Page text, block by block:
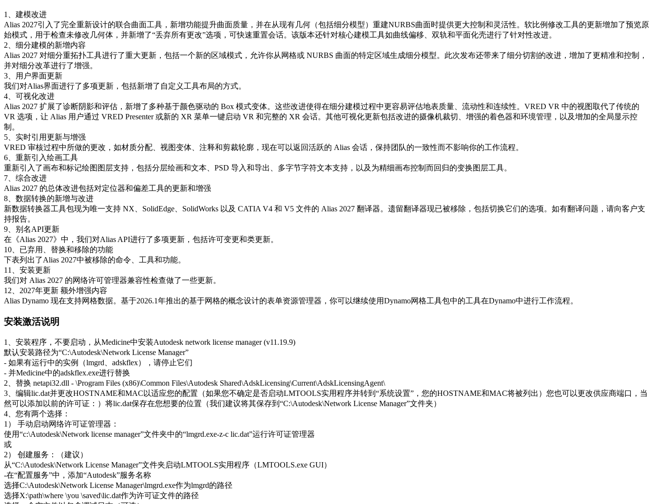
1、建模改进
Alias 2027引入了完全重新设计的联合曲面工具，新增功能提升曲面质量，并在从现有几何（包括细分模型）重建NURBS曲面时提供更大控制和灵活性。软比例修改工具的更新增加了预览原
始模式，用于检查未修改几何体，并新增了“丢弃所有更改”选项，可快速重置会话。该版本还针对核心建模工具如曲线偏移、双轨和平面化壳进行了针对性改进。
2、细分建模的新增内容
Alias 2027 对细分重拓扑工具进行了重大更新，包括一个新的区域模式，允许你从网格或 NURBS 曲面的特定区域生成细分模型。此次发布还带来了细分切割的改进，增加了更精准和控制，
并对细分改革进行了增强。
3、用户界面更新
我们对Alias界面进行了多项更新，包括新增了自定义工具布局的方式。
4、可视化改进
Alias 2027 扩展了诊断阴影和评估，新增了多种基于颜色驱动的 Box 模式变体。这些改进使得在细分建模过程中更容易评估地表质量、流动性和连续性。VRED VR 中的视图取代了传统的
VR 选项，让 Alias 用户通过 VRED Presenter 或新的 XR 菜单一键启动 VR 和完整的 XR 会话。其他可视化更新包括改进的摄像机裁切、增强的着色器和环境管理，以及增加的全局显示控
制。
5、实时引用更新与增强
VRED 审核过程中所做的更改，如材质分配、视图变体、注释和剪裁轮廓，现在可以返回活跃的 Alias 会话，保持团队的一致性而不影响你的工作流程。
6、重新引入绘画工具
重新引入了画布和标记绘图图层支持，包括分层绘画和文本、PSD 导入和导出、多字节字符文本支持，以及为精细画布控制而回归的变换图层工具。
7、综合改进
Alias 2027 的总体改进包括对定位器和偏差工具的更新和增强
8、数据转换的新增与改进
新数据转换器工具包现为唯一支持 NX、SolidEdge、SolidWorks 以及 CATIA V4 和 V5 文件的 Alias 2027 翻译器。遗留翻译器现已被移除，包括切换它们的选项。如有翻译问题，请向客户支
持报告。
9、别名API更新
在《Alias 2027》中，我们对Alias API进行了多项更新，包括许可变更和类更新。
10、已弃用、替换和移除的功能
下表列出了Alias 2027中被移除的命令、工具和功能。
11、安装更新
我们对 Alias 2027 的网络许可管理器兼容性检查做了一些更新。
12、2027年更新 额外增强内容
Alias Dynamo 现在支持网格数据。基于2026.1年推出的基于网格的概念设计的表单资源管理器，你可以继续使用Dynamo网格工具包中的工具在Dynamo中进行工作流程。
安装激活说明
1、安装程序，不要启动，从Medicine中安装Autodesk network license manager (v11.19.9)
默认安装路径为“C:\Autodesk\Network License Manager”
- 如果有运行中的实例（lmgrd、adskflex），请停止它们
- 并Medicine中的adskflex.exe进行替换
2、替换 netapi32.dll - \Program Files (x86)\Common Files\Autodesk Shared\AdskLicensing\Current\AdskLicensingAgent\
3、编辑lic.dat并更改HOSTNAME和MAC以适应您的配置（如果您不确定是否启动LMTOOLS实用程序并转到“系统设置”，您的HOSTNAME和MAC将被列出）您也可以更改供应商端口，当
然可以添加以前的许可证：）将lic.dat保存在您想要的位置（我们建议将其保存到“C:\Autodesk\Network License Manager”文件夹）
4、您有两个选择：
1） 手动启动网络许可证管理器：
使用“c:\Autodesk\Network license manager”文件夹中的“lmgrd.exe-z-c lic.dat”运行许可证管理器
或
2） 创建服务：（建议）
从“C:\Autodesk\Network License Manager”文件夹启动LMTOOLS实用程序（LMTOOLS.exe GUI）
-在“配置服务”中，添加“Autodesk”服务名称
选择C:\Autodesk\Network License Manager\lmgrd.exe作为lmgrd的路径
选择X:\path\where \you \saved\lic.dat作为许可证文件的路径